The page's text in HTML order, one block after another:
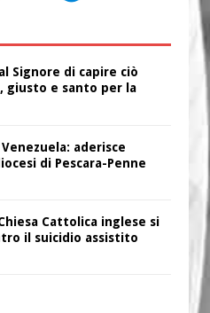
Signore di capire ciò
giusto e santo per la
aderisce
di Pescara-Penne
Cattolica inglese si
il suicidio assistito